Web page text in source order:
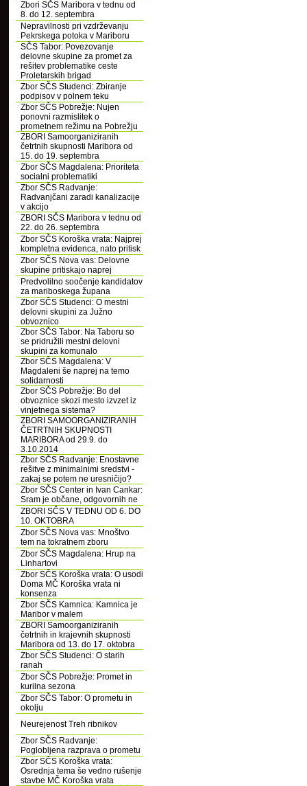
Zbori SČS Maribora v tednu od
8. do 12. septembra
Nepravilnosti pri vzdrževanju
Pekrskega potoka v Mariboru
SČS Tabor: Povezovanje
delovne skupine za promet za
rešitev problematike ceste
Proletarskih brigad
Zbor SČS Studenci: Zbiranje
podpisov v polnem teku
Zbor SČS Pobrežje: Nujen
ponovni razmislitek o
prometnem režimu na Pobrežju
ZBORI Samoorganiziranih
četrtnih skupnosti Maribora od
15. do 19. septembra
Zbor SČS Magdalena: Prioriteta
socialni problematiki
Zbor SČS Radvanje:
Radvanjčani zaradi kanalizacije
v akcijo
ZBORI SČS Maribora v tednu od
22. do 26. septembra
Zbor SČS Koroška vrata: Najprej
kompletna evidenca, nato pritisk
Zbor SČS Nova vas: Delovne
skupine pritiskajo naprej
Predvolilno soočenje kandidatov
za mariboskega župana
Zbor SČS Studenci: O mestni
delovni skupini za Južno
obvoznico
Zbor SČS Tabor: Na Taboru so
se pridružili mestni delovni
skupini za komunalo
Zbor SČS Magdalena: V
Magdaleni še naprej na temo
solidarnosti
Zbor SČS Pobrežje: Bo del
obvoznice skozi mesto izvzet iz
vinjetnega sistema?
ZBORI SAMOORGANIZIRANIH
ČETRTNIH SKUPNOSTI
MARIBORA od 29.9. do
3.10.2014
Zbor SČS Radvanje: Enostavne
rešitve z minimalnimi sredstvi -
zakaj se potem ne uresničijo?
Zbor SČS Center in Ivan Cankar:
Sram je občane, odgovornih ne
ZBORI SČS V TEDNU OD 6. DO
10. OKTOBRA
Zbor SČS Nova vas: Mnoštvo
tem na tokratnem zboru
Zbor SČS Magdalena: Hrup na
Linhartovi
Zbor SČS Koroška vrata: O usodi
Doma MČ Koroška vrata ni
konsenza
Zbor SČS Kamnica: Kamnica je
Maribor v malem
ZBORI Samoorganiziranih
četrtnih in krajevnih skupnosti
Maribora od 13. do 17. oktobra
Zbor SČS Studenci: O starih
ranah
Zbor SČS Pobrežje: Promet in
kurilna sezona
Zbor SČS Tabor: O prometu in
okolju
Neurejenost Treh ribnikov
Zbor SČS Radvanje:
Poglobljena razprava o prometu
Zbor SČS Koroška vrata:
Osrednja tema še vedno rušenje
stavbe MČ Koroška vrata